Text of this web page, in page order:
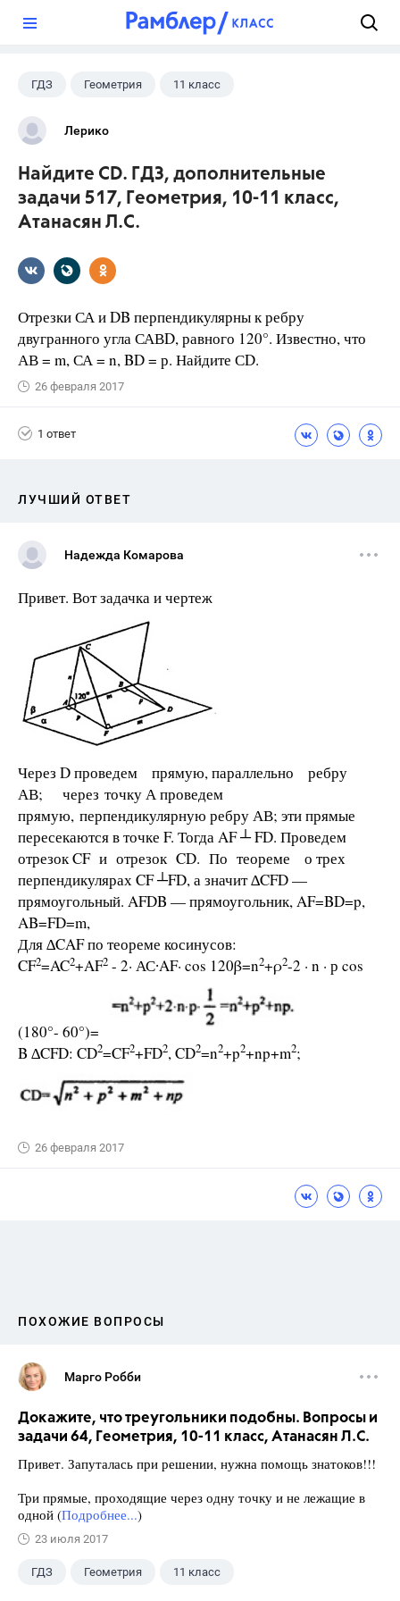
ГДЗ Геометрия 11 класс
10 класс
Лерико
Найдите СD. ГДЗ, дополнительные
задачи 517, Геометрия, 10-11 класс,
Атанасян Л.С.
Отрезки СА и DB перпендикулярны к ребру
двугранного угла САВD, равного 120°. Известно, что
АВ = m, СА = n, BD = р. Найдите СD.
26 февраля 2017
1 ответ
ЛУЧШИЙ ОТВЕТ
Надежда Комарова
Привет. Вот задачка и чертеж
Через D проведем прямую, параллельно ребру
АВ; через точку А проведем
прямую, перпендикулярную ребру АВ; эти прямые
пересекаются в точке F. Тогда AF ┴ FD. Проведем
отрезок CF и отрезок CD. По теореме о трех
перпендикулярах CF ┴FD, а значит ∆CFD —
прямоугольный. AFDB — прямоугольник, AF=BD=p,
AB=FD=m,
Для ∆CAF по теореме косинусов:
CF2=AC2+AF2 - 2· АС∙AF· cos 120β=n2+ρ2-2 · n · р cos
(180°- 60°)=
B ∆CFD: CD2=CF2+FD2, CD2=n2+p2+np+m2;
26 февраля 2017
ПОХОЖИЕ ВОПРОСЫ
Марго Робби
Докажите, что треугольники подобны. Вопросы и
задачи 64, Геометрия, 10-11 класс, Атанасян Л.С.
Привет. Запуталась при решении, нужна помощь знатоков!!!
Три прямые, проходящие через одну точку и не лежащие в
одной (Подробнее...)
23 июля 2017
ГДЗ Геометрия 11 класс